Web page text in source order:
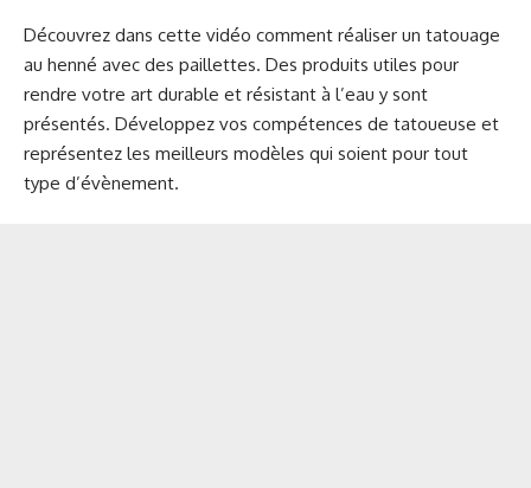
Découvrez dans cette vidéo comment réaliser un tatouage
au henné avec des paillettes. Des produits utiles pour
rendre votre art durable et résistant à l’eau y sont
présentés. Développez vos compétences de tatoueuse et
représentez les meilleurs modèles qui soient pour tout
type d’évènement.